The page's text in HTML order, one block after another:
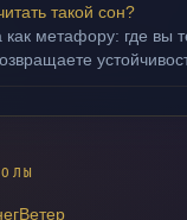
такой сон?
как метафору: где вы
Ветер